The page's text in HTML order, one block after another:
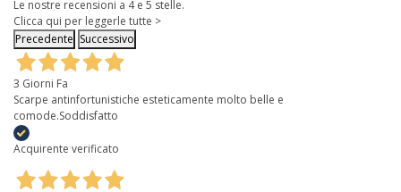
Le nostre recensioni a 4 e 5 stelle.
Clicca qui per leggerle tutte >
Precedente Successivo
3 Giorni Fa
Scarpe antinfortunistiche esteticamente molto belle e
comode.Soddisfatto
Acquirente verificato